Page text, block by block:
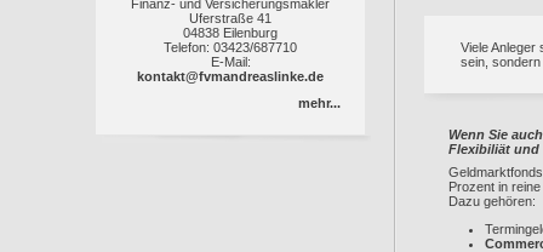
Finanz- und Versicherungsmakler
Uferstraße 41
04838 Eilenburg
Telefon: 03423/687710
E-Mail:
kontakt@fvmandreaslinke.de
mehr...
Viele Anleger
sein,
Wenn Sie
Flexibiliät und
Prozent in
Dazu gehören: